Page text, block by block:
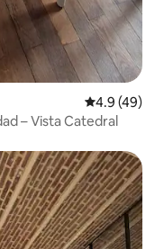
Calificación
4.9 (49)
– Vista Catedral